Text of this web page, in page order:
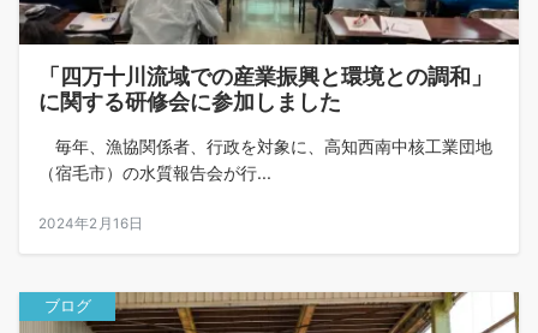
「四万十川流域での産業振興と環境との調和」
に関する研修会に参加しました
毎年、漁協関係者、行政を対象に、高知西南中核工業団地
（宿毛市）の水質報告会が行...
2024年2月16日
ブログ